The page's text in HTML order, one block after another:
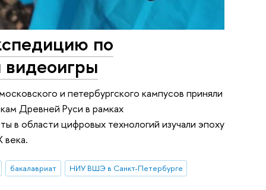
по
и петербургского кампусов приняли
Древней Руси в рамках
в области цифровых технологий изучали эпоху
века.
бакалавриат НИУ ВШЭ в Санкт-Петербурге